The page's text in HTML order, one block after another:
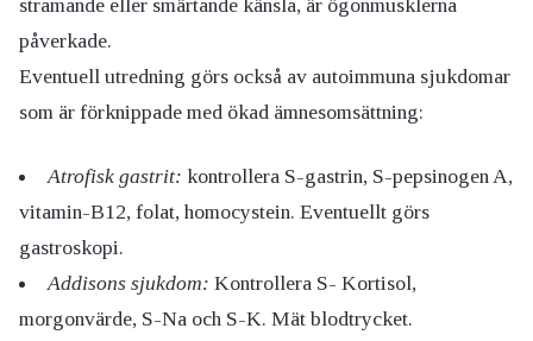
stramande eller smärtande känsla, är ögonmusklerna
påverkade.
Eventuell utredning görs också av autoimmuna sjukdomar
som är förknippade med ökad ämnesomsättning:
Atrofisk gastrit: kontrollera S-gastrin, S-pepsinogen A,
vitamin-B12, folat, homocystein. Eventuellt görs
gastroskopi.
Addisons sjukdom: Kontrollera S- Kortisol,
morgonvärde, S-Na och S-K. Mät blodtrycket.